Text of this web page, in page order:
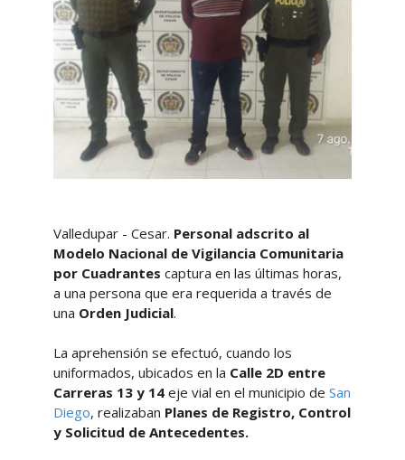
Valledupar - Cesar. Personal adscrito al
Modelo Nacional de Vigilancia Comunitaria
por Cuadrantes captura en las últimas horas,
a una persona que era requerida a través de
una Orden Judicial.
La aprehensión se efectuó, cuando los
uniformados, ubicados en la Calle 2D entre
Carreras 13 y 14eje vial en el municipio de San
Diego, realizaban Planes de Registro, Control
y Solicitud de Antecedentes.